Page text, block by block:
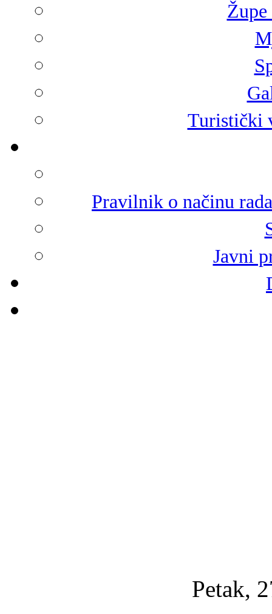
Turistički
Pravilnik o načinu
Javni
Petak,